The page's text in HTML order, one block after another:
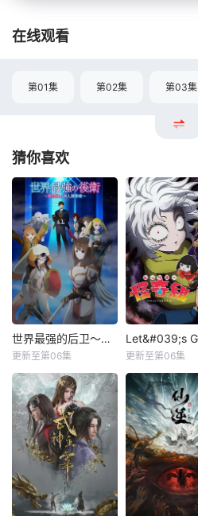
在线观看
第01集 第02集 第03集
猜你喜欢
世界最强的后卫～迷宫国的新人探索者～
更新至第06集 更新至第06集